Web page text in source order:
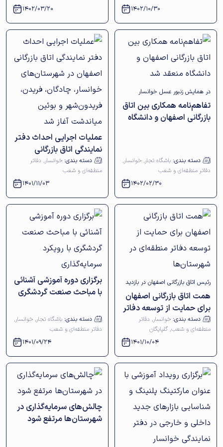
1402/10/30
1402/03/20
در همایش زنبور عسل خوانسار
تفاهم‌نامه همکاری بین اتاق
بازرگانی اصفهان و دانشگاه
دسته بندی: باشگاه تجار, خوانسار,
دفاتر منطقه‌ای و شعب
1402/02/30
عملیات اجرایی احداث دفتر
نمایندگی اتاق بازرگانی
اصفهان در شهرستان‌های
خوانسار، چادگان، فریدن،
فریدون‌شهر و بوئین
میاندشت آغاز شد
دسته بندی: خوانسار, دفاتر
منطقه‌ای و شعب
1401/11/03
رئیس اتاق بازرگانی اصفهان در بازدید
از دفاتر نمایندگی اتاق اصفهان در
شهرستان‌های گلپایگان و خوانسار
عنوان کرد؛
همت اتاق بازرگانی اصفهان
برای حمایت از توسعه دفاتر
منطقه‌ای در شهرستان‌ها
دسته بندی: خوانسار, دفاتر
منطقه‌ای و شعب, گلپایگان
1401/10/04
برگزاری دوره آموزشی آشنائی
با مباحث صنعت گردشگری
دسته بندی: باشگاه تجار, خوانسار,
دفاتر منطقه‌ای و شعب
1401/09/24
چالش‌های سرمایه‌گذاری در
شهرستان‌ها مرتفع شود